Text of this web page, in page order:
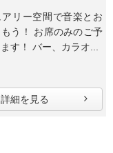
アリー空間で音楽とお
う！ お席のみのご予
す！ バー、カラオ...
詳細を見る